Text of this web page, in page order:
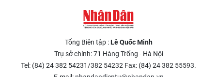
Tổng Biên tập :Lê Quốc Minh
Trụ sở chính: 71 Hàng Trống - Hà Nội
Tel: (84) 24 382 54231/382 54232 Fax: (84) 24 382 55593.